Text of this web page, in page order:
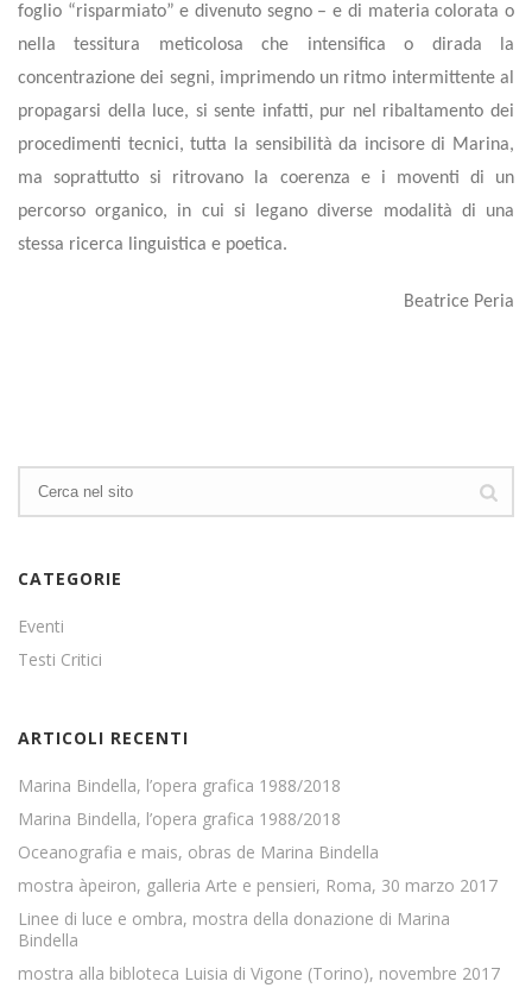
foglio “risparmiato” e divenuto segno – e di materia colorata o
nella tessitura meticolosa che intensifica o dirada la
concentrazione dei segni, imprimendo un ritmo intermittente al
propagarsi della luce, si sente infatti, pur nel ribaltamento dei
procedimenti tecnici, tutta la sensibilità da incisore di Marina,
ma soprattutto si ritrovano la coerenza e i moventi di un
percorso organico, in cui si legano diverse modalità di una
stessa ricerca linguistica e poetica.
Beatrice Peria
CATEGORIE
Eventi
Testi Critici
ARTICOLI RECENTI
Marina Bindella, l’opera grafica 1988/2018
Marina Bindella, l’opera grafica 1988/2018
Oceanografia e mais, obras de Marina Bindella
mostra àpeiron, galleria Arte e pensieri, Roma, 30 marzo 2017
Linee di luce e ombra, mostra della donazione di Marina
Bindella
mostra alla bibloteca Luisia di Vigone (Torino), novembre 2017